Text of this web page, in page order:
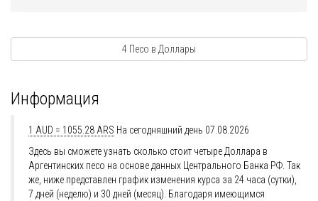
4 Песо в Доллары
Информация
1 AUD = 1055.28 ARS На сегодняшний день 07.08.2026
Здесь вы сможете узнать сколько стоит четыре Доллара в
Аргентинских песо на основе данных Центрального Банка РФ. Так
же, ниже представлен график изменения курса за 24 часа (сутки),
7 дней (неделю) и 30 дней (месяц). Благодаря имеющимся